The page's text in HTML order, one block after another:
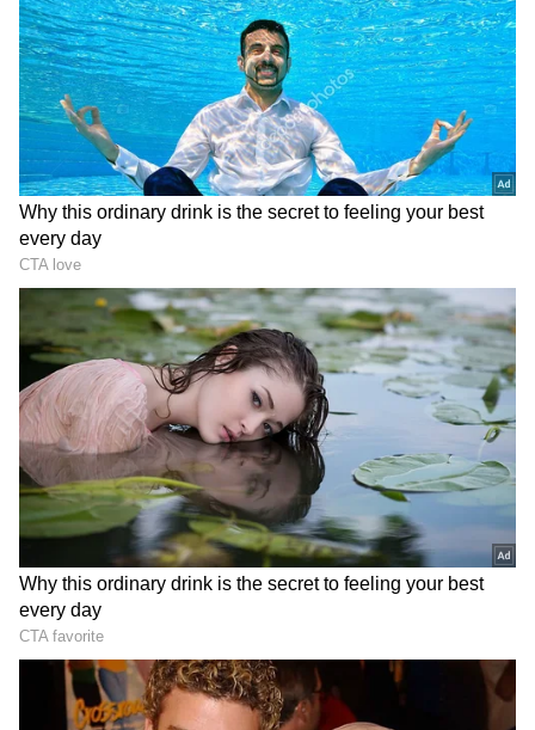
Image Credit :X@IPL
ఫామ్ తో ఇబ్బందిపడుతున్న సూర్యకుమార్ యాదవ్
ప్రస్తుత కెప్టెన్ సూర్యకుమార్ యాదవ్ గతేడాది టీ20
ప్రపంచకప్‌లో భారత్‌ను విజేతగా నిలిపినప్పటికీ,
వ్యక్తిగతంగా అతని ఫామ్ ఆందోళన కలిగిస్తోంది. ఐపీఎల్
2026లో సూర్య ఘోరంగా విఫలమవుతున్నాడు. 10